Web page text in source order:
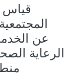
قياس
عن
الرعاية